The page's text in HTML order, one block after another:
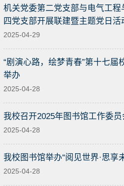
机关党委第二党支部与电气工
四党支部开展联建暨主题党日活
2025-04-29
“剧演心路，绘梦青春”第十七届
举办
2025-04-28
我校召开2025年图书馆工作委
2025-04-28
我校图书馆举办“阅见世界·思享
2025-04-28